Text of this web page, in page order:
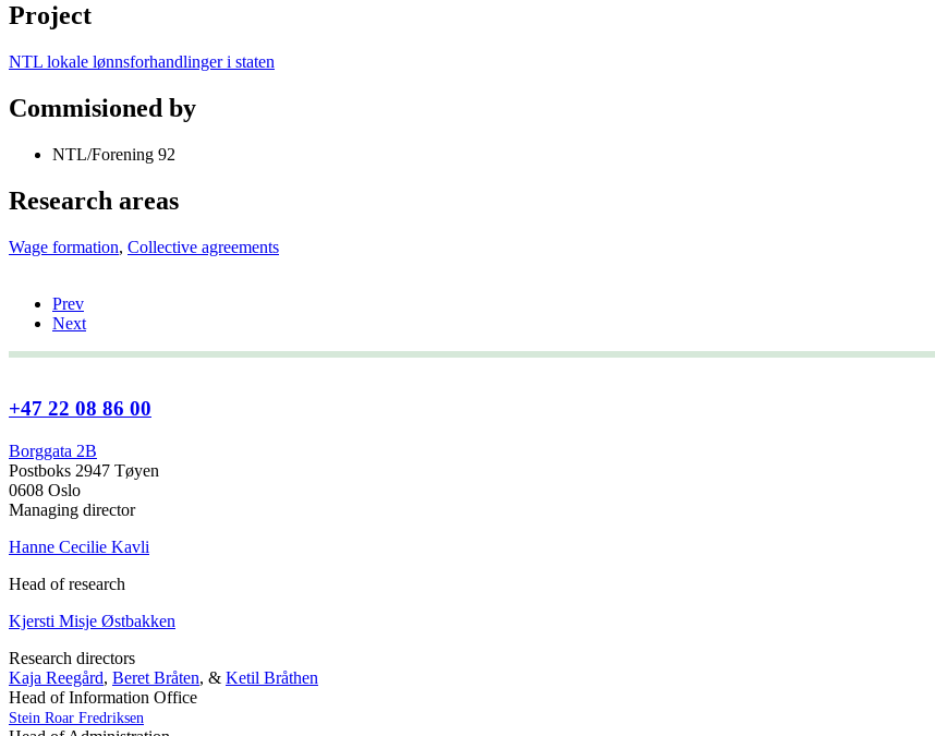
Project
NTL lokale lønnsforhandlinger i staten
Commisioned by
NTL/Forening 92
Research areas
Wage formation, Collective agreements
Prev
Next
+47 22 08 86 00
Borggata 2B
Postboks 2947 Tøyen
0608 Oslo
Managing director
Hanne Cecilie Kavli
Head of research
Kjersti Misje Østbakken
Research directors
Kaja Reegård, Beret Bråten, & Ketil Bråthen
Head of Information Office
Stein Roar Fredriksen